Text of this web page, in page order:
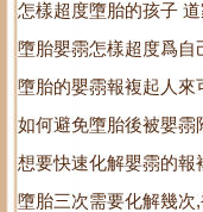
大
怎樣超度墮胎的孩子
墮胎嬰霛怎樣超度爲
墮胎的嬰霛報複起人
如何避免墮胎後被嬰
想要快速化解嬰霛的
墮胎三次需要化解幾次